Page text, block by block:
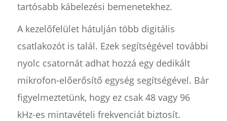
tartósabb kábelezési bemenetekhez.
A kezelőfelület hátulján több digitális
csatlakozót is talál. Ezek segítségével további
nyolc csatornát adhat hozzá egy dedikált
mikrofon-előerősítő egység segítségével. Bár
figyelmeztetünk, hogy ez csak 48 vagy 96
kHz-es mintavételi frekvenciát biztosít.